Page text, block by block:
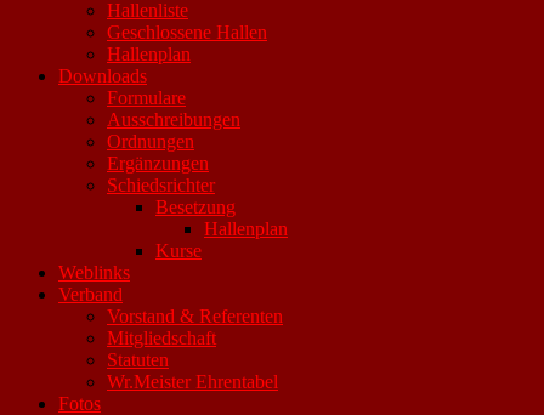
Hallenliste
Geschlossene Hallen
Hallenplan
Downloads
Formulare
Ausschreibungen
Ordnungen
Ergänzungen
Schiedsrichter
Besetzung
Hallenplan
Kurse
Weblinks
Verband
Vorstand & Referenten
Mitgliedschaft
Statuten
Wr.Meister Ehrentabel
Fotos